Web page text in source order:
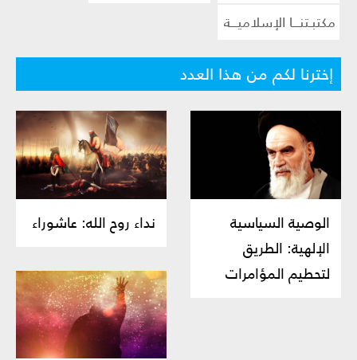
مكتبـتنـــا الإسلاميـــة
إخترنا لكم من هذا العدد
الوصية السياسية
الإلهية: الطريق
لتحطيم المؤامرات
نداء روح الله: عاشوراء